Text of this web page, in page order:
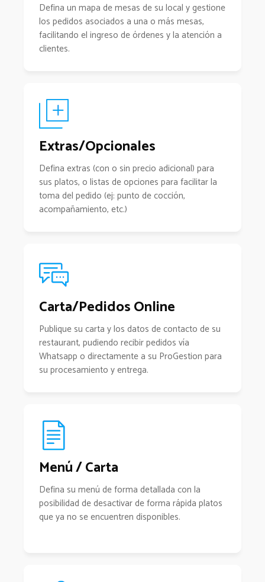
Defina un mapa de mesas de su local y gestione
los pedidos asociados a una o más mesas,
facilitando el ingreso de órdenes y la atención a
clientes.
Extras/Opcionales
Defina extras (con o sin precio adicional) para
sus platos, o listas de opciones para facilitar la
toma del pedido (ej: punto de cocción,
acompañamiento, etc.)
Carta/Pedidos Online
Publique su carta y los datos de contacto de su
restaurant, pudiendo recibir pedidos vía
Whatsapp o directamente a su ProGestion para
su procesamiento y entrega.
Menú / Carta
Defina su menú de forma detallada con la
posibilidad de desactivar de forma rápida platos
que ya no se encuentren disponibles.